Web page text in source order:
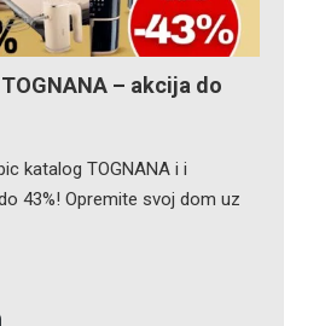
– akcija do
katalog TOGNANA i i
43%! Opremite svoj dom uz